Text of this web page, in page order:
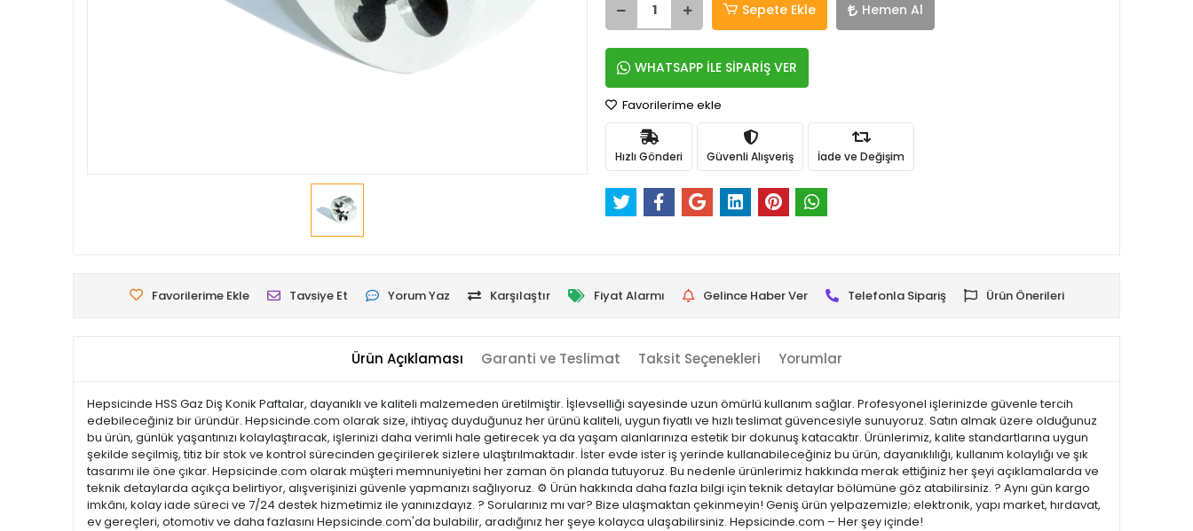
Sepete Ekle Hemen Al
WHATSAPP İLE SİPARİŞ VER
Favorilerime ekle
Hızlı Gönderi Güvenli Alışveriş İade ve Değişim
Favorilerime Ekle Tavsiye Et Yorum Yaz Karşılaştır Fiyat Alarmı Gelince Haber Ver Telefonla Sipariş Ürün Önerileri
Ürün Açıklaması Garanti ve Teslimat Taksit Seçenekleri Yorumlar
Hepsicinde HSS Gaz Diş Konik Paftalar, dayanıklı ve kaliteli malzemeden üretilmiştir. İşlevselliği sayesinde uzun ömürlü kullanım sağlar. Profesyonel işlerinizde güvenle tercih
edebileceğiniz bir üründür. Hepsicinde.com olarak size, ihtiyaç duyduğunuz her ürünü kaliteli, uygun fiyatlı ve hızlı teslimat güvencesiyle sunuyoruz. Satın almak üzere olduğunuz
bu ürün, günlük yaşantınızı kolaylaştıracak, işlerinizi daha verimli hale getirecek ya da yaşam alanlarınıza estetik bir dokunuş katacaktır. Ürünlerimiz, kalite standartlarına uygun
şekilde seçilmiş, titiz bir stok ve kontrol sürecinden geçirilerek sizlere ulaştırılmaktadır. İster evde ister iş yerinde kullanabileceğiniz bu ürün, dayanıklılığı, kullanım kolaylığı ve şık
tasarımı ile öne çıkar. Hepsicinde.com olarak müşteri memnuniyetini her zaman ön planda tutuyoruz. Bu nedenle ürünlerimiz hakkında merak ettiğiniz her şeyi açıklamalarda ve
teknik detaylarda açıkça belirtiyor, alışverişinizi güvenle yapmanızı sağlıyoruz. ⚙️ Ürün hakkında daha fazla bilgi için teknik detaylar bölümüne göz atabilirsiniz. ? Aynı gün kargo
imkânı, kolay iade süreci ve 7/24 destek hizmetimiz ile yanınızdayız. ? Sorularınız mı var? Bize ulaşmaktan çekinmeyin! Geniş ürün yelpazemizle; elektronik, yapı market, hırdavat,
ev gereçleri, otomotiv ve daha fazlasını Hepsicinde.com'da bulabilir, aradığınız her şeye kolayca ulaşabilirsiniz. Hepsicinde.com – Her şey içinde!